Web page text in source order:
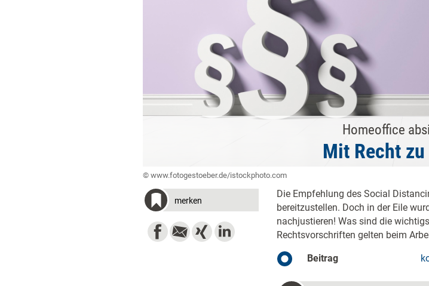
Homeoffice
Mit Recht
© www.fotogestoeber.de/istockphoto.com
merken
Die Empfehlung des Social
bereitzustellen. Doch in der Eile
nachjustieren! Was sind die
Rechtsvorschriften gelten beim
Beitrag